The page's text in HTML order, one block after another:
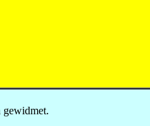
gewidmet.